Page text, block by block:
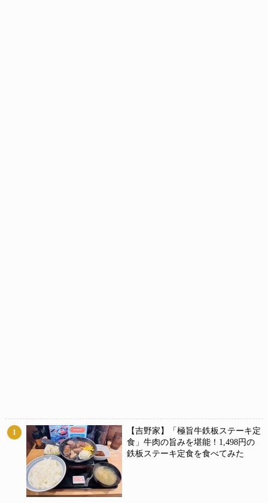
1
【吉野家】「極旨牛鉄板ステーキ定
食」牛肉の旨みを堪能！1,498円の
鉄板ステーキ定食を食べてみた